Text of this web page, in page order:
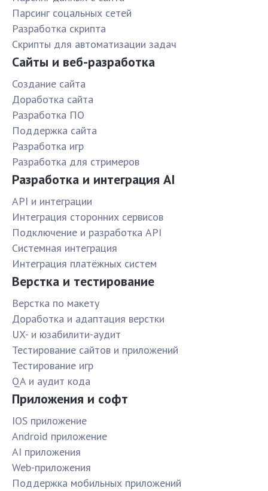
Парсинг соцальных сетей
Разработка скрипта
Скрипты для автоматизации задач
Сайты и веб-разработка
Создание сайта
Доработка сайта
Разработка ПО
Поддержка сайта
Разработка игр
Разработка для стримеров
Разработка и интеграция AI
API и интеграции
Интеграция сторонних сервисов
Подключение и разработка API
Системная интеграция
Интеграция платёжных систем
Верстка и тестирование
Верстка по макету
Доработка и адаптация верстки
UX- и юзабилити-аудит
Тестирование сайтов и приложений
Тестирование игр
QA и аудит кода
Приложения и софт
IOS приложение
Android приложение
AI приложения
Web-приложения
Поддержка мобильных приложений